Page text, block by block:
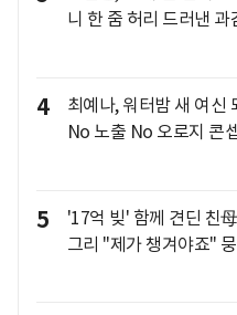
니 한 줌 허리 드러낸 과
4
최예나, 워터밤 새 여신
No 노출 No 오로지 콘
5
'17억 빚' 함께 견딘 친
그리 "제가 챙겨야죠"